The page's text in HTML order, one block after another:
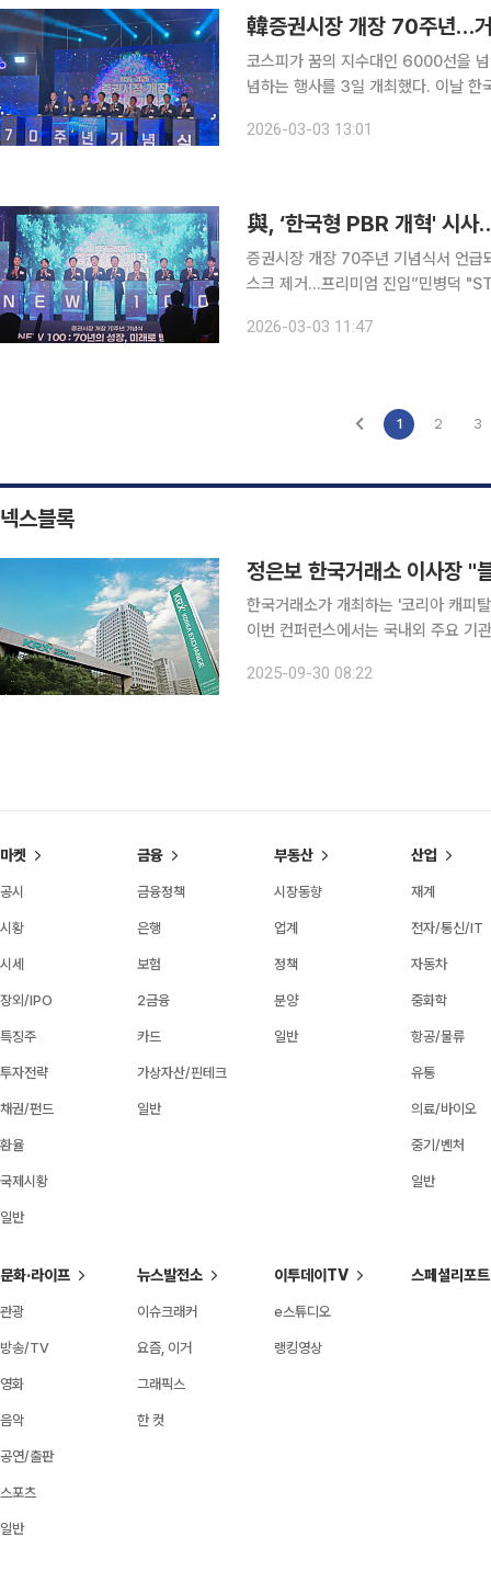
코스피가 꿈의 지수대인 6000선을
념하는 행사를 3일 개최했다. 이날 한국거래소는 오전 서울 중구 롯데호텔에서 증권시장 개장 70주
2026-03-03 13:01
與, ‘한국형 PBR 개혁' 시
증권시장 개장 70주년 기념식서 언급
스크 제거…프리미엄 진입”민병덕 "STO·디지털자
(PBR) 개혁을 벤치마킹한 '한국형
2026-03-03 11:47
1 2 3
넥스블록
정은보 한국거래소 이사장 "
한국거래소가 개최하는 '코리아 캐
이번 컨퍼런스에서는 국내외 주요 기
은 코스피 최고치 경신을 기념해 마련
2025-09-30 08:22
마켓
공시
시황
시세
장외/IPO
특징주
투자전략
채권/펀드
환율
국제시황
일반
금융
금융정책
은행
보험
2금융
카드
가상자산/핀테크
일반
부동산
시장동향
업계
정책
분양
일반
산업
재계
전자/통신/IT
자동차
중화학
항공/물류
유통
의료/바이오
중기/벤처
일반
문화·라이프
관광
방송/TV
영화
음악
공연/출판
스포츠
일반
뉴스발전소
이슈크래커
요즘, 이거
그래픽스
한 컷
이투데이TV
e스튜디오
랭킹영상
스페셜리포트